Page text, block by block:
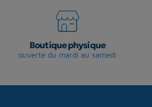
Boutique physique
ouverte du mardi au samedi